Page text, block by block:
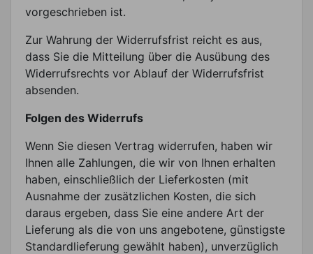
vorgeschrieben ist.
Zur Wahrung der Widerrufsfrist reicht es aus,
dass Sie die Mitteilung über die Ausübung des
Widerrufsrechts vor Ablauf der Widerrufsfrist
absenden.
Folgen des Widerrufs
Wenn Sie diesen Vertrag widerrufen, haben wir
Ihnen alle Zahlungen, die wir von Ihnen erhalten
haben, einschließlich der Lieferkosten (mit
Ausnahme der zusätzlichen Kosten, die sich
daraus ergeben, dass Sie eine andere Art der
Lieferung als die von uns angebotene, günstigste
Standardlieferung gewählt haben), unverzüglich